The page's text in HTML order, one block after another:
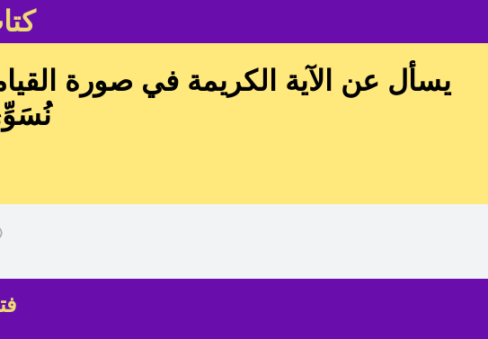
يسأل عن الآية الكريمة في صورة